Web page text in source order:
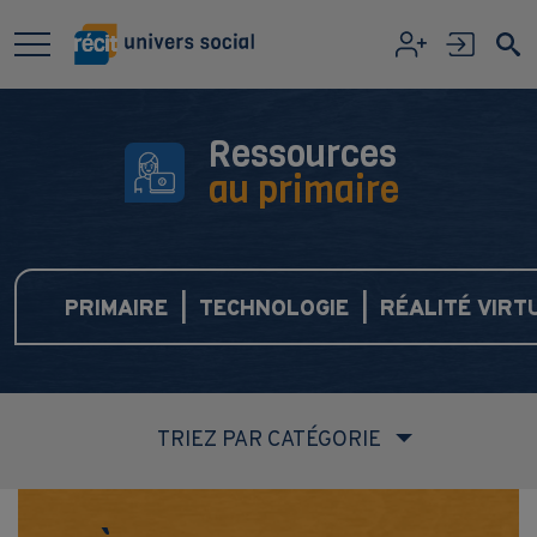
Ressources
au primaire
PRIMAIRE | TECHNOLOGIE | RÉALITÉ
TRIEZ PAR CATÉGORIE